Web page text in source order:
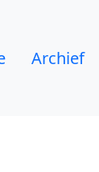
Archief